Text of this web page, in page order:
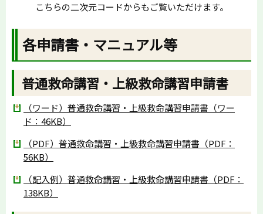
こちらの二次元コードからもご覧いただけます。
各申請書・マニュアル等
普通救命講習・上級救命講習申請書
（ワード）普通救命講習・上級救命講習申請書（ワー
ド：46KB）
（PDF）普通救命講習・上級救命講習申請書（PDF：
56KB）
（記入例）普通救命講習・上級救命講習申請書（PDF：
138KB）